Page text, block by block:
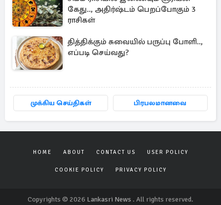
கேது.., அதிர்ஷ்டம் பெறப்போகும் 3
ராசிகள்
தித்திக்கும் சுவையில் பருப்பு போளி..,
எப்படி செய்வது?
முக்கிய செய்திகள் பிரபலமானவை
HOME ABOUT CONTACT US USER POLICY
COOKIE POLICY PRIVACY POLICY
Copyrights © 2026 Lankasri News . All rights reserved.